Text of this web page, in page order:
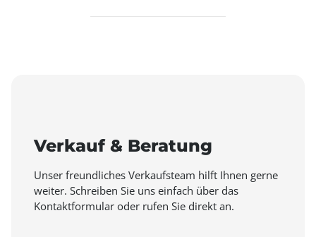
Verkauf & Beratung
Unser freundliches Verkaufsteam hilft Ihnen gerne
weiter. Schreiben Sie uns einfach über das
Kontaktformular oder rufen Sie direkt an.